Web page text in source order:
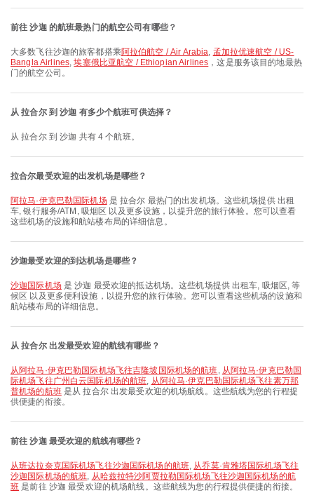
前往 沙迦 的航班最热门的航空公司有哪些？
大多数飞往沙迦的旅客都搭乘阿拉伯航空 / Air Arabia, 孟加拉优速航空 / US-
Bangla Airlines,埃塞俄比亚航空 / Ethiopian Airlines ，这是服务该目的地最热
门的航空公司。
从 拉合尔 到 沙迦 有多少个航班可供选择？
从 拉合尔 到 沙迦 共有 4 个航班。
拉合尔最受欢迎的出发机场是哪些？
阿拉马·伊克巴勒国际机场是 拉合尔 最热门的出发机场。这些机场提供 出租
车, 银行服务/ATM, 吸烟区 以及更多设施，以提升您的旅行体验。您可以查看
这些机场的设施和航站楼布局的详细信息。
沙迦最受欢迎的到达机场是哪些？
沙迦国际机场是 沙迦 最受欢迎的抵达机场。这些机场提供 出租车, 吸烟区, 等
候区 以及更多便利设施，以提升您的旅行体验。您可以查看这些机场的设施和
航站楼布局的详细信息。
从 拉合尔 出发最受欢迎的航线有哪些？
从阿拉马·伊克巴勒国际机场飞往吉隆坡国际机场的航班, 从阿拉马·伊克巴勒国
际机场飞往广州白云国际机场的航班, 从阿拉马·伊克巴勒国际机场飞往素万那
普机场的航班是从 拉合尔 出发最受欢迎的机场航线。这些航线为您的行程提
供便捷的衔接。
前往 沙迦 最受欢迎的航线有哪些？
从班达拉奈克国际机场飞往沙迦国际机场的航班, 从乔莫·肯雅塔国际机场飞往
沙迦国际机场的航班, 从哈兹拉特沙阿贾拉勒国际机场飞往沙迦国际机场的航
班 是前往 沙迦 最受欢迎的机场航线。这些航线为您的行程提供便捷的衔接。